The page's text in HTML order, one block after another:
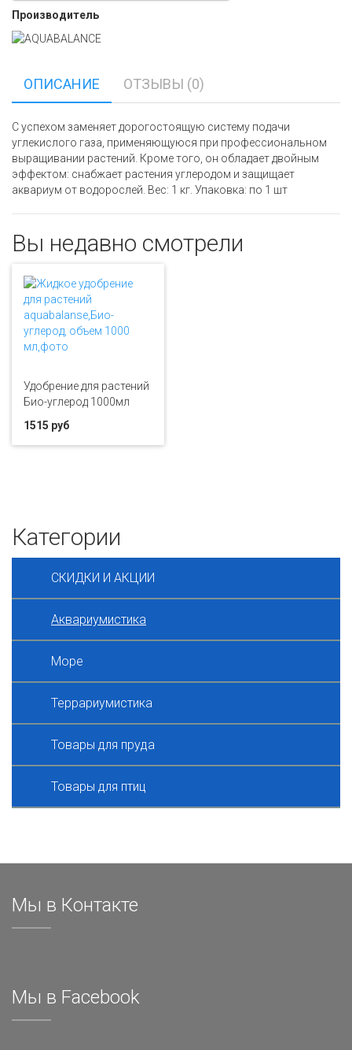
Производитель
ОПИСАНИЕ ОТЗЫВЫ (0)
С успехом заменяет дорогостоящую систему подачи
углекислого газа, применяющуюся при профессиональном
выращивании растений. Кроме того, он обладает двойным
эффектом: снабжает растения углеродом и защищает
аквариум от водорослей. Вес: 1 кг. Упаковка: по 1 шт
Вы недавно смотрели
Удобрение для растений
Био-углерод 1000мл
1515 руб
Категории
СКИДКИ И АКЦИИ
Аквариумистика
Море
Террариумистика
Товары для пруда
Товары для птиц
Мы в Контакте
Мы в Facebook